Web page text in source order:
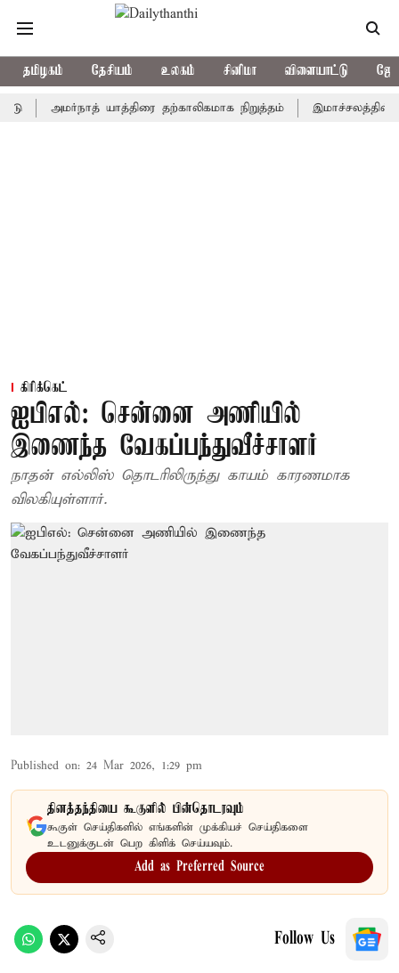
தமிழகம் தேசியம் உலகம் சினிமா விளையாட்டு
அமர்நாத் யாத்திரை தற்காலிகமாக நிறுத்தம் இமாச்சலத்தில்
கிரிக்கெட்
ஐபிஎல்: சென்னை அணியில்
இணைந்த வேகப்பந்துவீச்சாளர்
நாதன் எல்லிஸ் தொடரிலிருந்து காயம் காரணமாக
விலகியுள்ளார்.
Published on: 24 Mar 2026, 1:29 pm
தினத்தந்தியை கூகுளில் பின்தொடரவும்
கூகுள் செய்திகளில் எங்களின் முக்கியச் செய்திகளை
உடனுக்குடன் பெற கிளிக் செய்யவும்.
Add as Preferred Source
Follow Us